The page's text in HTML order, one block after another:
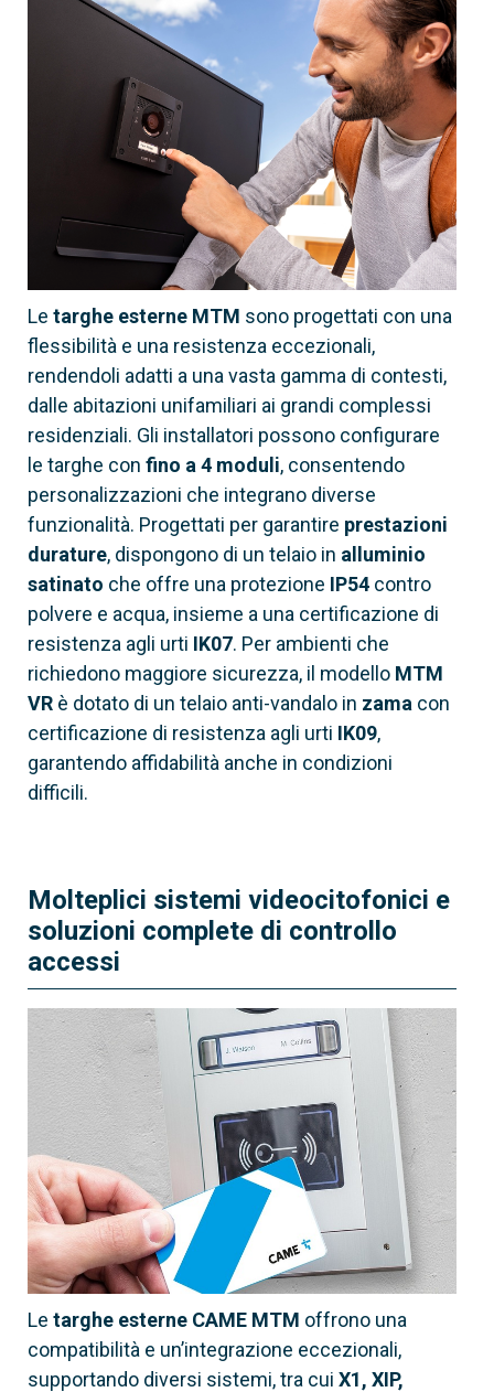
60020390
Modulo audiolesi e sintesi vocale
Connessione
Via filo
60020230
MTMKB
Modulo tastiera chiamata digitale
Connessione
60020240
MTMDY
Le targhe esterne MTM sono progettati con una
flessibilità e una resistenza eccezionali,
rendendoli adatti a una vasta gamma di contesti,
dalle abitazioni unifamiliari ai grandi complessi
residenziali. Gli installatori possono configurare
le targhe con fino a 4 moduli, consentendo
personalizzazioni che integrano diverse
funzionalità. Progettati per garantire prestazioni
durature, dispongono di un telaio in alluminio
satinato che offre una protezione IP54 contro
polvere e acqua, insieme a una certificazione di
resistenza agli urti IK07. Per ambienti che
richiedono maggiore sicurezza, il modello MTM
VR è dotato di un telaio anti-vandalo in zama con
certificazione di resistenza agli urti IK09,
garantendo affidabilità anche in condizioni
difficili.
Molteplici sistemi videocitofonici e
soluzioni complete di controllo
accessi
Le targhe esterne CAME MTM offrono una
compatibilità e un’integrazione eccezionali,
supportando diversi sistemi, tra cui X1, XIP,